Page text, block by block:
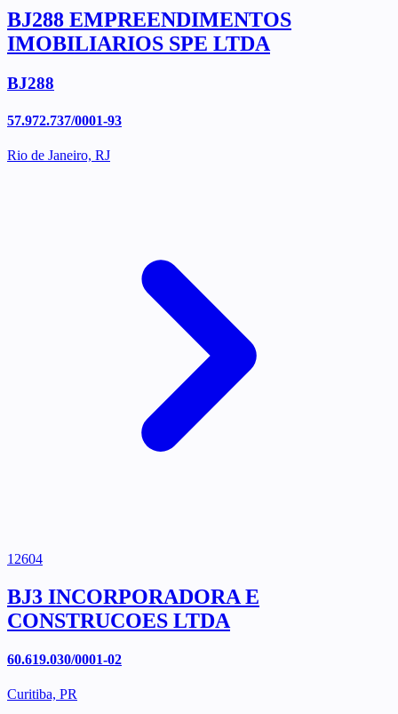
BJ288 EMPREENDIMENTOS
IMOBILIARIOS SPE LTDA
BJ288
57.972.737/0001-93
Rio de Janeiro, RJ
12604
BJ3 INCORPORADORA E
CONSTRUCOES LTDA
60.619.030/0001-02
Curitiba, PR